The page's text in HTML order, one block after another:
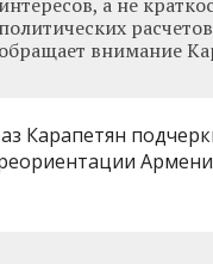
политических
обращает внимание
Карапетян